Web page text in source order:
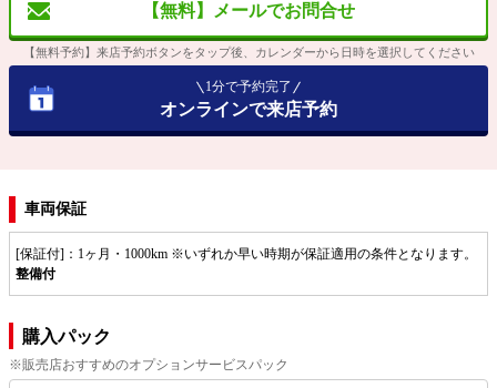
【無料】メールでお問合せ
【無料予約】来店予約ボタンをタップ後、カレンダーから日時を選択してください
1分で予約完了
オンラインで来店予約
車両保証
[保証付]：1ヶ月・1000km ※いずれか早い時期が保証適用の条件となります。
整備付
購入パック
※販売店おすすめのオプションサービスパック